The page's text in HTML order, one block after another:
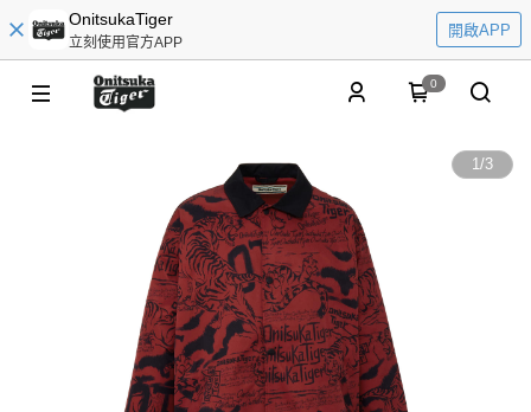
OnitsukaTiger
立刻使用官方APP
開啟APP
0
1/3